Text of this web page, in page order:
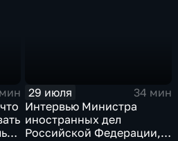
29 июля
34 мин
Интервью Министра
иностранных дел
Российской Федерации,